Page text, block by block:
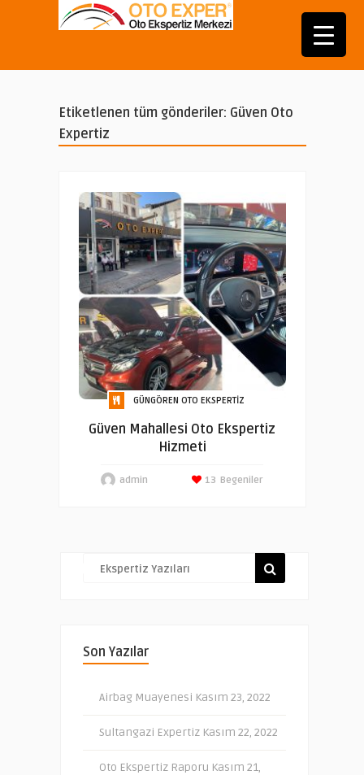
Etiketlenen tüm gönderiler: Güven Oto
Expertiz
GÜNGÖREN OTO EKSPERTIZ
Güven Mahallesi Oto Ekspertiz
Hizmeti
admin Begeniler
13
Son Yazılar
Airbag Muayenesi Kasım 23, 2022
Sultangazi Expertiz Kasım 22, 2022
Oto Ekspertiz Raporu Kasım 21,